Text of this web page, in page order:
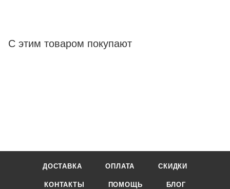
С этим товаром покупают
ДОСТАВКА ОПЛАТА СКИДКИ
КОНТАКТЫ ПОМОЩЬ БЛОГ